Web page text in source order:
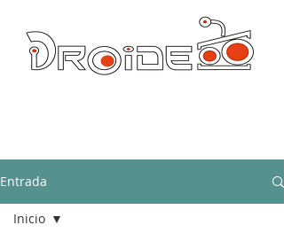
Entrada
Inicio